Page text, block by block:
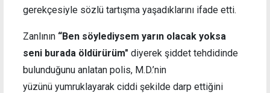
gerekçesiyle sözlü tartışma yaşadıklarını ifade etti.
Zanlının “Ben söylediysem yarın olacak yoksa
seni burada öldürürüm" diyerek şiddet tehdidinde
bulunduğunu anlatan polis, M.D.’nin
yüzünü yumruklayarak ciddi şekilde darp ettiğini